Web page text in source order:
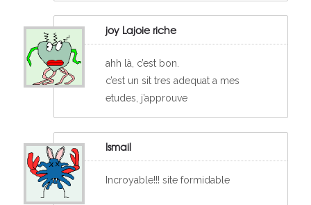
joy Lajoie riche
ahh là, c’est bon.
c’est un sit tres adequat a mes
etudes, j’approuve
Ismail
Incroyable!!! site formidable